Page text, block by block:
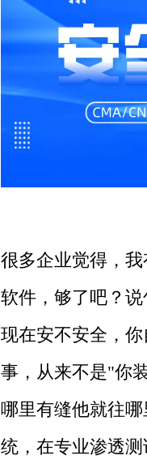
很多企业觉得，
软件，够了吧？
现在安不安全，
事，从来不是"你
哪里有缝他就往
统，在专业渗透